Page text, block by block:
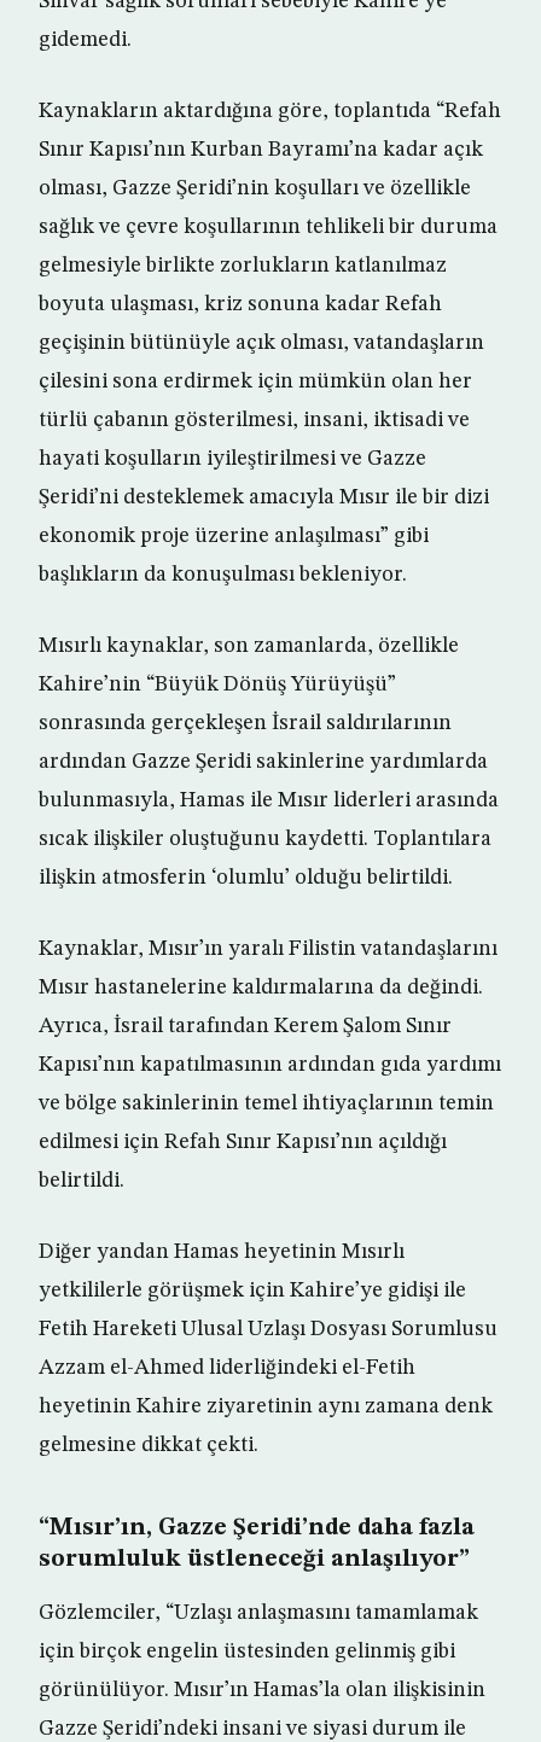
gidemedi.
Kaynakların aktardığına göre, toplantıda “Refah
Sınır Kapısı’nın Kurban Bayramı’na kadar açık
olması, Gazze Şeridi’nin koşulları ve özellikle
sağlık ve çevre koşullarının tehlikeli bir duruma
gelmesiyle birlikte zorlukların katlanılmaz
boyuta ulaşması, kriz sonuna kadar Refah
geçişinin bütünüyle açık olması, vatandaşların
çilesini sona erdirmek için mümkün olan her
türlü çabanın gösterilmesi, insani, iktisadi ve
hayati koşulların iyileştirilmesi ve Gazze
Şeridi’ni desteklemek amacıyla Mısır ile bir dizi
ekonomik proje üzerine anlaşılması” gibi
başlıkların da konuşulması bekleniyor.
Mısırlı kaynaklar, son zamanlarda, özellikle
Kahire’nin “Büyük Dönüş Yürüyüşü”
sonrasında gerçekleşen İsrail saldırılarının
ardından Gazze Şeridi sakinlerine yardımlarda
bulunmasıyla, Hamas ile Mısır liderleri arasında
sıcak ilişkiler oluştuğunu kaydetti. Toplantılara
ilişkin atmosferin ‘olumlu’ olduğu belirtildi.
Kaynaklar, Mısır’ın yaralı Filistin vatandaşlarını
Mısır hastanelerine kaldırmalarına da değindi.
Ayrıca, İsrail tarafından Kerem Şalom Sınır
Kapısı’nın kapatılmasının ardından gıda yardımı
ve bölge sakinlerinin temel ihtiyaçlarının temin
edilmesi için Refah Sınır Kapısı’nın açıldığı
belirtildi.
Diğer yandan Hamas heyetinin Mısırlı
yetkililerle görüşmek için Kahire’ye gidişi ile
Fetih Hareketi Ulusal Uzlaşı Dosyası Sorumlusu
Azzam el-Ahmed liderliğindeki el-Fetih
heyetinin Kahire ziyaretinin aynı zamana denk
gelmesine dikkat çekti.
“Mısır’ın, Gazze Şeridi’nde daha fazla
sorumluluk üstleneceği anlaşılıyor”
Gözlemciler, “Uzlaşı anlaşmasını tamamlamak
için birçok engelin üstesinden gelinmiş gibi
görünülüyor. Mısır’ın Hamas’la olan ilişkisinin
Gazze Şeridi’ndeki insani ve siyasi durum ile